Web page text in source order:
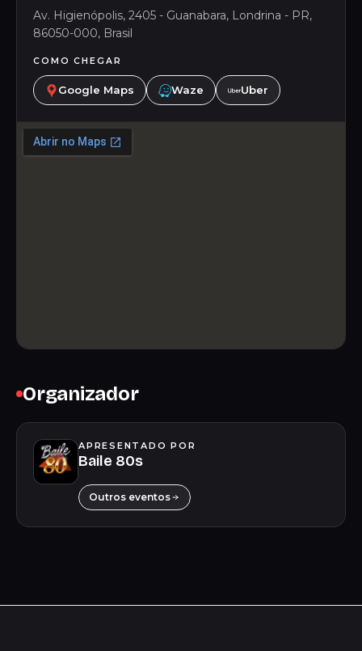
Av. Higienópolis, 2405 - Guanabara, Londrina - PR,
86050-000, Brasil
COMO CHEGAR
Google Maps Waze Uber
Organizador
APRESENTADO POR
Baile 80s
Outros eventos